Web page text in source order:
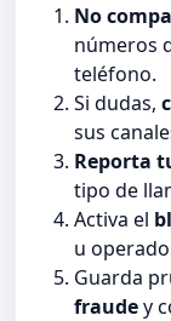
No
números
teléfono.
Si dudas,
sus
Reporta
tipo de
Activa el
u
Guarda
fraudey